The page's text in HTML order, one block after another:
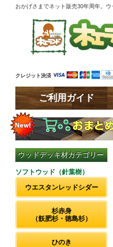
おかげさまでネット販売30年周年。
クレジット決済
ご利用ガイド
ウッドデッキ材カテゴリー
ソフトウッド（針葉樹）
ウエスタンレッドシダー
杉赤身
（飫肥杉・徳島杉）
ひのき